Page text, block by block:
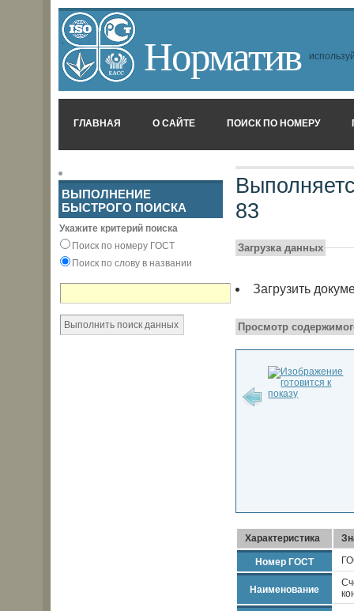
Норматив
ГЛАВНАЯ О САЙТЕ ПОИСК ПО НОМЕРУ
83
Загрузка данных
Загрузить
Просмотр
Характеристика
Номер ГОСТ
Наименование
ВЫПОЛНЕНИЕ
БЫСТРОГО ПОИСКА
Укажите критерий поиска
Поиск по номеру ГОСТ
Поиск по слову в названии